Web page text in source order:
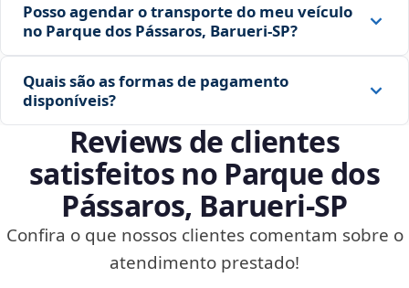
Posso agendar o transporte do meu veículo
no Parque dos Pássaros, Barueri‑SP?
Quais são as formas de pagamento
disponíveis?
Reviews de clientes
satisfeitos no Parque dos
Pássaros, Barueri‑SP
Confira o que nossos clientes comentam sobre o
atendimento prestado!